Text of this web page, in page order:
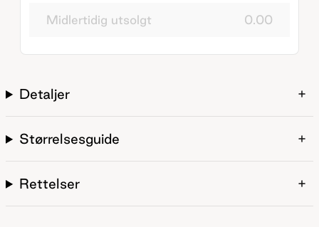
Midlertidig utsolgt 0.00
Detaljer
Størrelsesguide
Rettelser